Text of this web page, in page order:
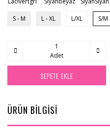
S - M L - XL L/XL S/M
Adet
SEPETE EKLE
ÜRÜN BİLGİSİ